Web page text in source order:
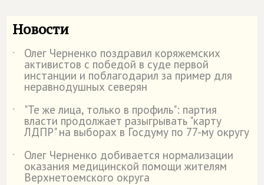
Новости
˙ Олег Черненко поздравил коряжемских
активистов с победой в суде первой
инстанции и поблагодарил за пример для
неравнодушных северян
˙
"Те же лица, только в профиль": партия
власти продолжает разыгрывать "карту
ЛДПР" на выборах в Госдуму по 77-му округу
˙
Олег Черненко добивается нормализации
оказания медицинской помощи жителям
Верхнетоемского округа